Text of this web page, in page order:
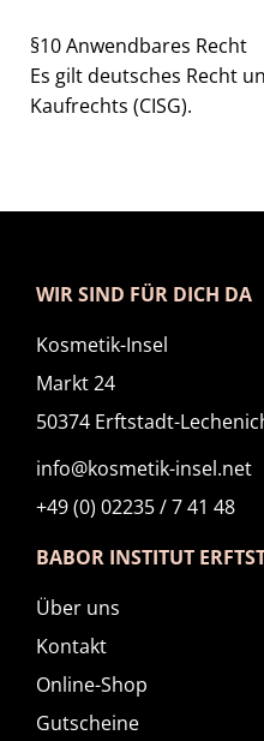
§10 Anwendbares Recht
Es gilt deutsches Recht
Kaufrechts (CISG).
WIR SIND FÜR DICH DA
Kosmetik-Insel
Markt 24
50374 Erftstadt-
info@kosmetik-insel.net
+49 (0) 02235 / 7 41 48
BABOR INSTITUT
Über uns
Kontakt
Online-Shop
Gutscheine